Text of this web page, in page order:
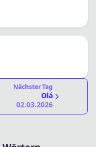
Nächster Tag
Olá
02.03.2026